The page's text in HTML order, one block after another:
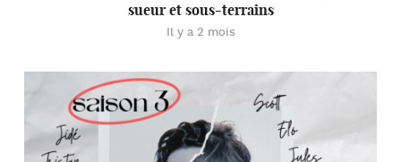
sueur et sous-terrains
Il y a 2 mois